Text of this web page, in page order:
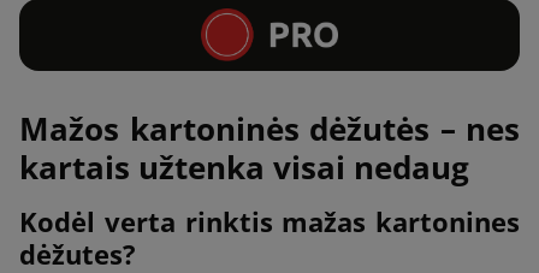
Mažos kartoninės dėžutės – nes
kartais užtenka visai nedaug
Kodėl verta rinktis mažas kartonines
dėžutes?